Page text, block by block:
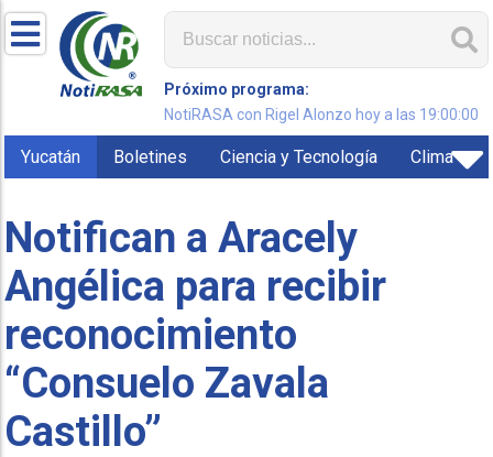
Próximo programa:
NotiRASA con Rigel Alonzo hoy a las 19:00:00
Yucatán Boletines Ciencia y Tecnología Clima
Notifican a Aracely
Angélica para recibir
reconocimiento
“Consuelo Zavala
Castillo”